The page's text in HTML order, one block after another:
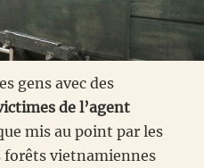
gens avec des
de l’agent
mis au point par les
forêts vietnamiennes